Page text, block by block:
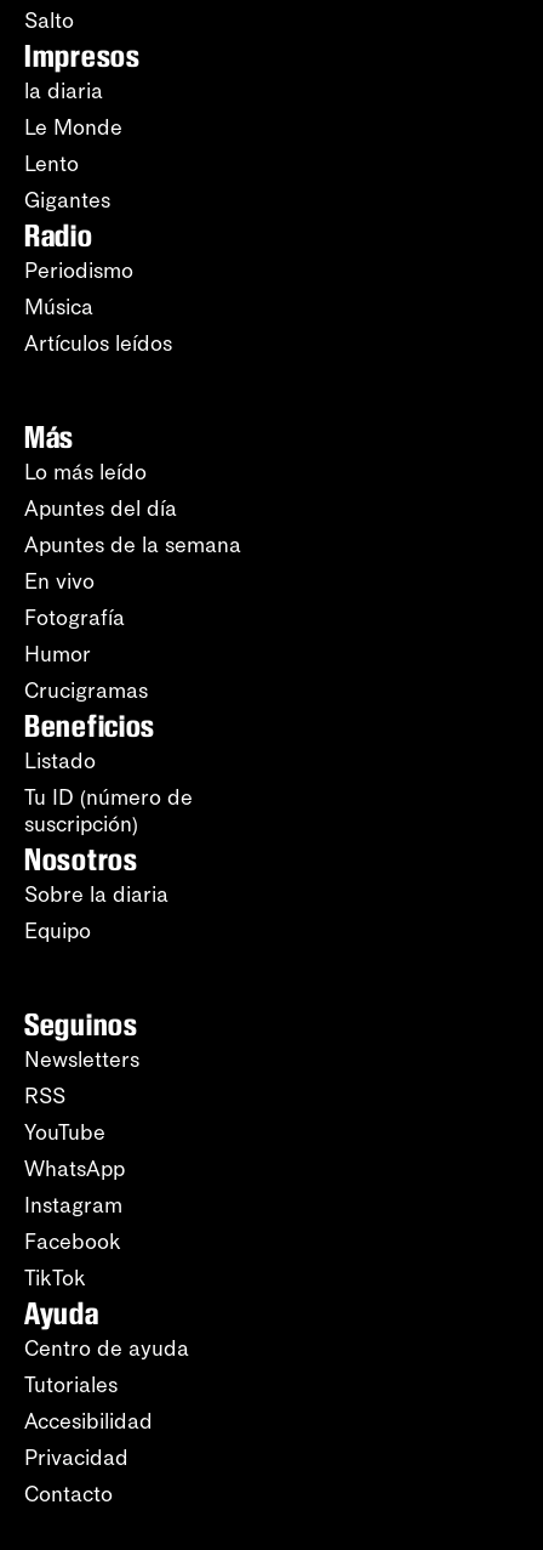
Salto
Impresos
la diaria
Le Monde
Lento
Gigantes
Radio
Periodismo
Música
Artículos leídos
Más
Lo más leído
Apuntes del día
Apuntes de la semana
En vivo
Fotografía
Humor
Crucigramas
Beneficios
Listado
Tu ID (número de
suscripción)
Nosotros
Sobre la diaria
Equipo
Seguinos
Newsletters
RSS
YouTube
WhatsApp
Instagram
Facebook
TikTok
Ayuda
Centro de ayuda
Tutoriales
Accesibilidad
Privacidad
Contacto